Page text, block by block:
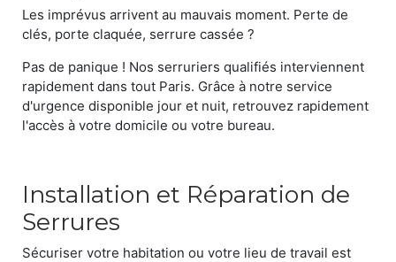
Les imprévus arrivent au mauvais moment. Perte de
clés, porte claquée, serrure cassée ?
Pas de panique ! Nos serruriers qualifiés interviennent
rapidement dans tout Paris. Grâce à notre service
d'urgence disponible jour et nuit, retrouvez rapidement
l'accès à votre domicile ou votre bureau.
Installation et Réparation de
Serrures
Sécuriser votre habitation ou votre lieu de travail est